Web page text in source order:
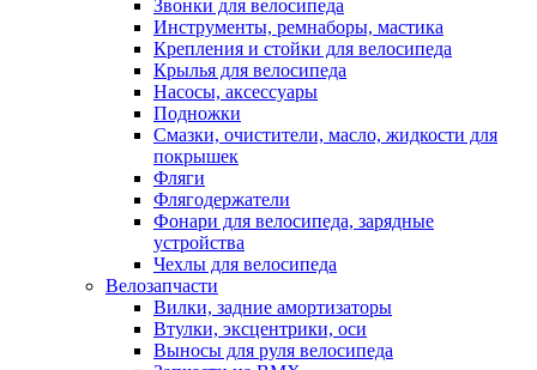
Звонки для велосипеда
Инструменты, ремнаборы, мастика
Крепления и стойки для велосипеда
Крылья для велосипеда
Насосы, аксессуары
Подножки
Смазки, очистители, масло, жидкости для
покрышек
Фляги
Флягодержатели
Фонари для велосипеда, зарядные
устройства
Чехлы для велосипеда
Велозапчасти
Вилки, задние амортизаторы
Втулки, эксцентрики, оси
Выносы для руля велосипеда